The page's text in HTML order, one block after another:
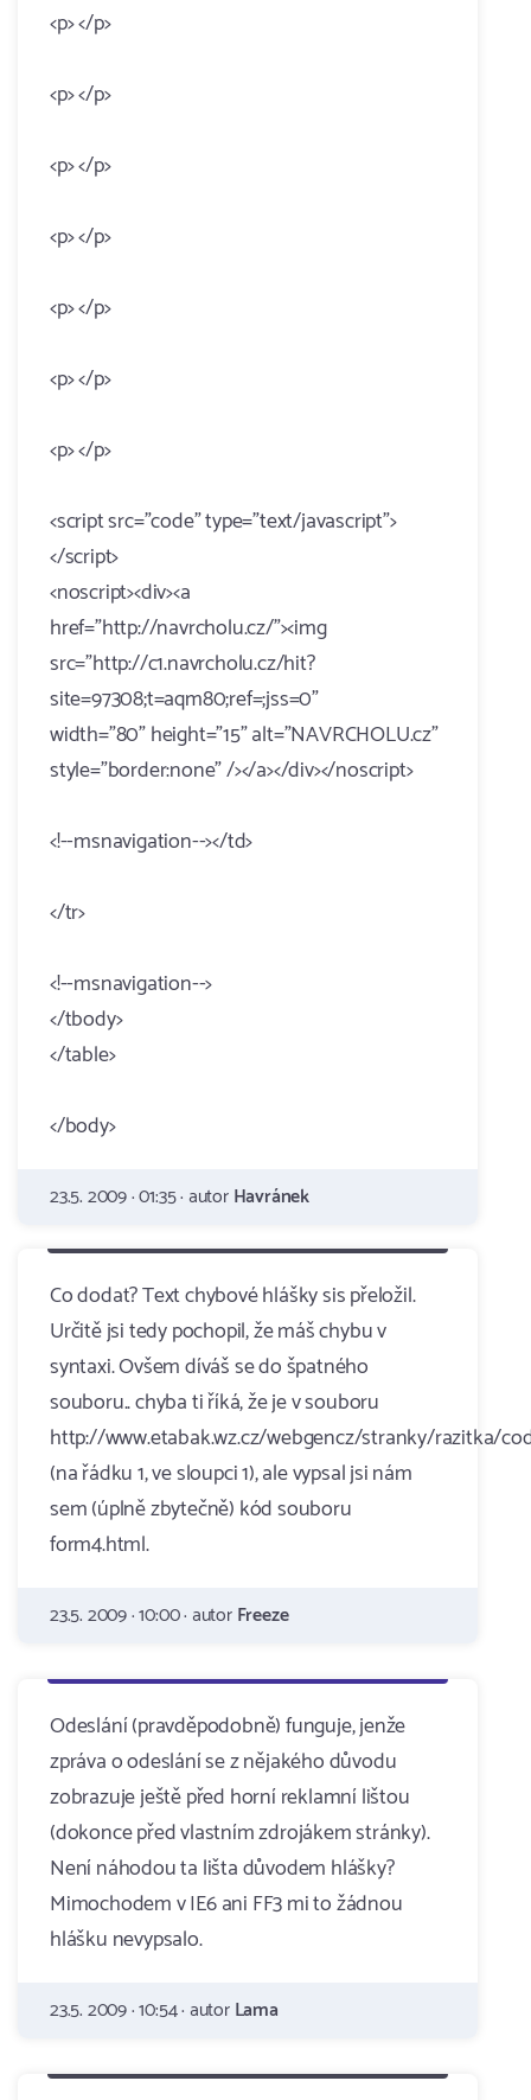
<p> </p>
<p> </p>
<p> </p>
<p> </p>
<p> </p>
<p> </p>
<p> </p>
<script src="code" type="text/javascript">
</script>
<noscript><div><a
href="http://navrcholu.cz/"><img
src="http://c1.navrcholu.cz/hit?
site=97308;t=aqm80;ref=;jss=0"
width="80" height="15" alt="NAVRCHOLU.cz"
style="border:none" /></a></div></noscript>
<!--msnavigation--></td>
</tr>
<!--msnavigation-->
</tbody>
</table>
</body>
23.5. 2009 · 01:35 · autorHavránek
Co dodat? Text chybové hlášky sis přeložil.
Určitě jsi tedy pochopil, že máš chybu v
syntaxi. Ovšem díváš se do špatného
souboru.. chyba ti říká, že je v souboru
http://www.etabak.wz.cz/webgencz/stranky/razitka/
(na řádku 1, ve sloupci 1), ale vypsal jsi nám
sem (úplně zbytečně) kód souboru
form4.html.
23.5. 2009 · 10:00 · autorFreeze
Odeslání (pravděpodobně) funguje, jenže
zpráva o odeslání se z nějakého důvodu
zobrazuje ještě před horní reklamní lištou
(dokonce před vlastním zdrojákem stránky).
Není náhodou ta lišta důvodem hlášky?
Mimochodem v IE6 ani FF3 mi to žádnou
hlášku nevypsalo.
23.5. 2009 · 10:54 · autorLama